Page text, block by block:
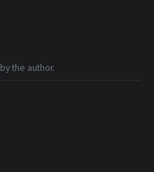
by the author.